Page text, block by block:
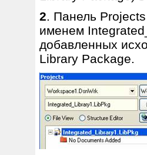
2. Панель
именем
добавленных
Library Package.